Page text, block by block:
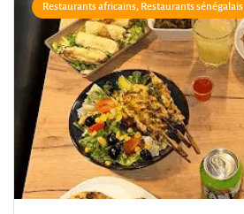
4.7
Restaurants africains, Restaurants sénégalais